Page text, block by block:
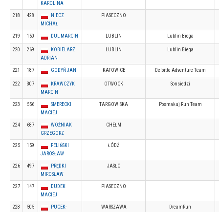
KAROLINA
218 428
NIECZ
MICHAŁ
PIASECZNO
219 150 DUL MARCIN LUBLIN Lublin Biega
220 269
KOBIELARZ
ADRIAN
LUBLIN Lublin Biega
221 187 GODYŃ JAN KATOWICE Deloitte Adventure Team
222 307
KRAWCZYK
MARCIN
OTWOCK Sonsiedzi
223 556
SMERECKI
MACIEJ
TARGOWISKA Posmakuj Run Team
224 687
WOŹNIAK
GRZEGORZ
CHEŁM
225 159
FELIŃSKI
JAROSŁAW
ŁÓDŹ
226 497
PRĘDKI
MIROSŁAW
JASŁO
227 147
DUDEK
MACIEJ
PIASECZNO
228 505
PUCEK-
WARSZAWA DreamRun